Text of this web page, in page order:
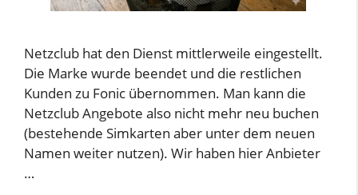
Netzclub hat den Dienst mittlerweile eingestellt.
Die Marke wurde beendet und die restlichen
Kunden zu Fonic übernommen. Man kann die
Netzclub Angebote also nicht mehr neu buchen
(bestehende Simkarten aber unter dem neuen
Namen weiter nutzen). Wir haben hier Anbieter
…